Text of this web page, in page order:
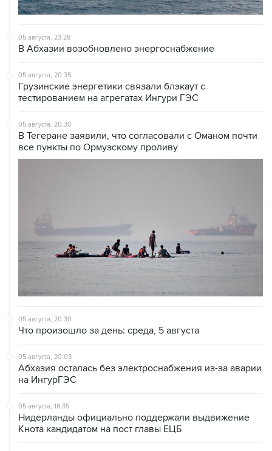
05 августа, 23:28
В Абхазии возобновлено энергоснабжение
05 августа, 20:35
Грузинские энергетики связали блэкаут с
тестированием на агрегатах Ингури ГЭС
05 августа, 20:30
В Тегеране заявили, что согласовали с Оманом почти
все пункты по Ормузскому проливу
05 августа, 20:30
Что произошло за день: среда, 5 августа
05 августа, 20:03
Абхазия осталась без электроснабжения из-за аварии
на ИнгурГЭС
05 августа, 18:35
Нидерланды официально поддержали выдвижение
Кнота кандидатом на пост главы ЕЦБ